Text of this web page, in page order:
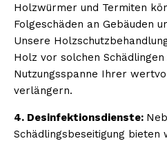
Holzwürmer und Termiten
Folgeschäden an Gebäuden
Unsere
Holz vor solchen Schädlingen
Nutzungsspanne Ihrer
verlängern.
4. Desinfektionsdienste:
Schädlingsbeseitigung bieten